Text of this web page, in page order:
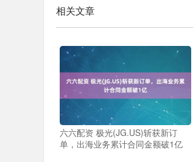
相关文章
六六配资 极光(JG.US)斩获新订
单，出海业务累计合同金额破1亿